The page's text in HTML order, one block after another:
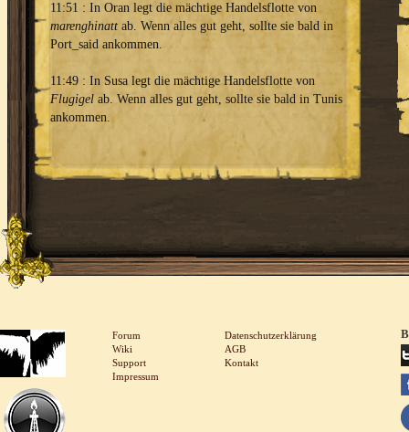
11:51 : In Oran legt die mächtige Handelsflotte von
marenghinatt ab. Wenn alles gut geht, sollte sie bald in
Port_said ankommen.
11:49 : In Susa legt die mächtige Handelsflotte von
Flugigel ab. Wenn alles gut geht, sollte sie bald in Tunis
ankommen.
Forum
Wiki
Support
Impressum
Datenschutzerklärung
AGB
Kontakt